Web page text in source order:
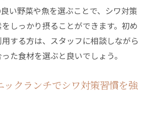
食品を使った美肌ランチのポイン
ガニックランチとシワケアの相性
用した浅草の若見え術
い野菜や魚を選ぶことで、シワ対策
しっかり摂ることができます。初め
する方は、スタッフに相談しながら
た食材を選ぶと良いでしょう。
ックランチでシワ対策習慣を強